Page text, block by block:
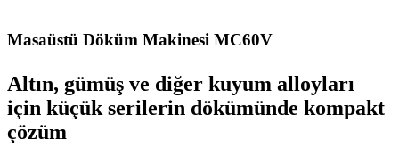
Masaüstü Döküm Makinesi MC60V
Altın, gümüş ve diğer kuyum alloyları
için küçük serilerin dökümünde kompakt
çözüm